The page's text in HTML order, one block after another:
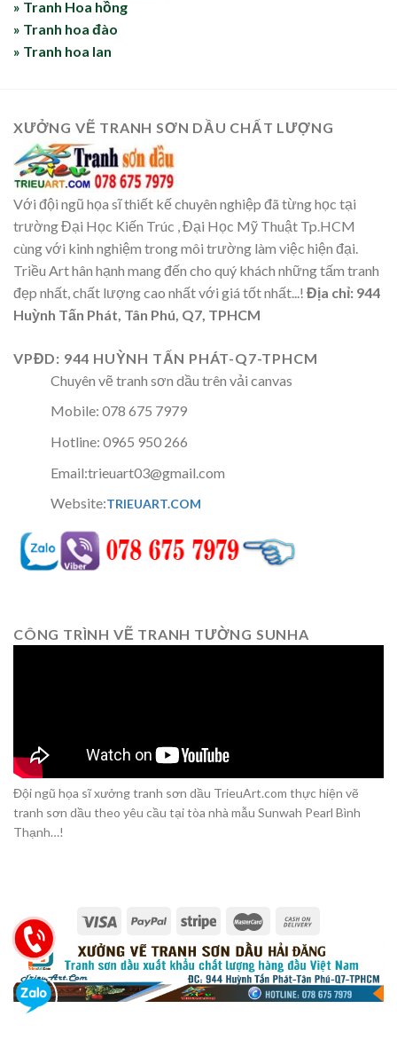
» Tranh Hoa hồng
» Tranh hoa đào
» Tranh hoa lan
XƯỞNG VẼ TRANH SƠN DẦU CHẤT LƯỢNG
Với đội ngũ họa sĩ thiết kế chuyên nghiệp đã từng học tại
trường Đại Học Kiến Trúc , Đại Học Mỹ Thuật Tp.HCM
cùng với kinh nghiệm trong môi trường làm việc hiện đại.
Triều Art hân hạnh mang đến cho quý khách những tấm tranh
đẹp nhất, chất lượng cao nhất với giá tốt nhất...! Địa chỉ: 944
Huỳnh Tấn Phát, Tân Phú, Q7, TPHCM
VPĐD: 944 HUỲNH TẤN PHÁT-Q7-TPHCM
Chuyên vẽ tranh sơn dầu trên vải canvas
Mobile: 078 675 7979
Hotline: 0965 950 266
Email:trieuart03@gmail.com
Website:TRIEUART.COM
CÔNG TRÌNH VẼ TRANH TƯỜNG SUNHA
Đội ngũ họa sĩ xưởng tranh sơn dầu TrieuArt.com thực hiện vẽ
tranh sơn dầu theo yêu cầu tại tòa nhà mẫu Sunwah Pearl Bình
Thạnh…!